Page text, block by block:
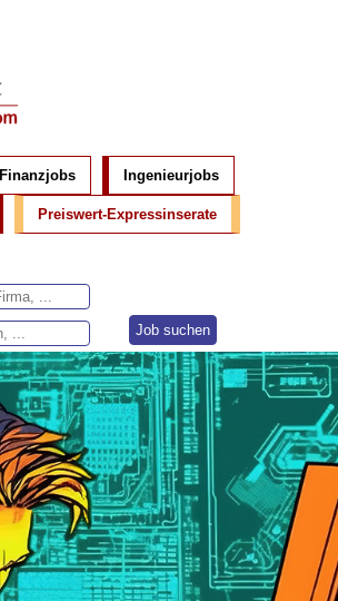
Finanzjobs Ingenieurjobs
Preiswert-Expressinserate